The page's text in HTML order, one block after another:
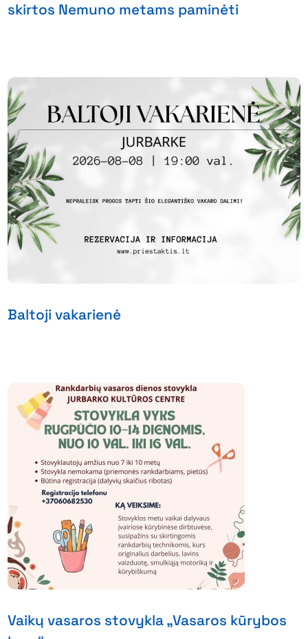
skirtos Nemuno metams paminėti
Baltoji vakarienė
Vaikų vasaros stovykla „Vasaros kūrybos